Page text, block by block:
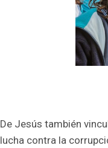
De Jesús también
lucha contra la